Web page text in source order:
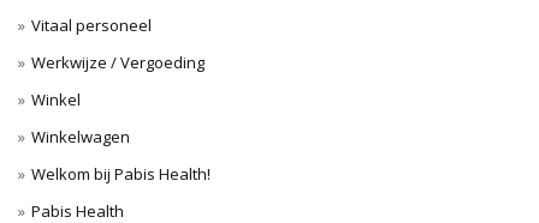
Vitaal personeel
Werkwijze / Vergoeding
Winkel
Winkelwagen
Welkom bij Pabis Health!
Pabis Health